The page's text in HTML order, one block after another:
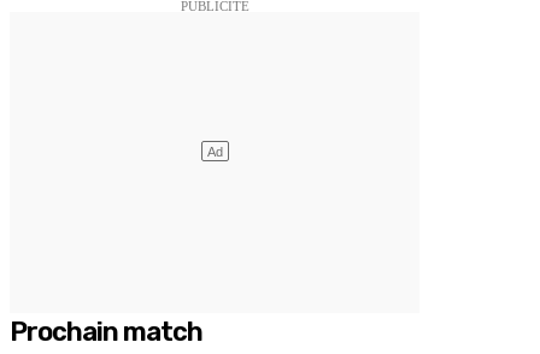
Prochain match